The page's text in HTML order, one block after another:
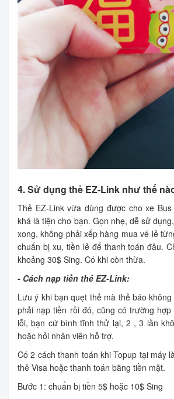
4. Sử dụng thẻ EZ-Link như thế
Thẻ EZ-Link vừa dùng được cho xe
khá là tiện cho bạn. Gọn nhẹ, dễ sử
xong, không phải xếp hàng mua vé lẻ
chuẩn bị xu, tiền lẻ để thanh toán đâu.
khoảng 30$ Sing. Có khi còn thừa.
- Cách nạp tiền thẻ EZ-Link:
Lưu ý khi bạn quẹt thẻ mà thẻ báo
phải nạp tiền rồi đó, cũng có trường
lỗi, bạn cứ bình tĩnh thử lại, 2 , 3 lần
hoặc hỏi nhân viên hỗ trợ.
Có 2 cách thanh toán khi Topup tại máy
thẻ Visa hoặc thanh toán bằng tiền mặt.
Bước 1: chuẩn bị tiền 5$ hoặc 10$ Sing